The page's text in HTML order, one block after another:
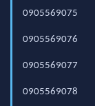
0905569075
0905569076
0905569077
0905569078